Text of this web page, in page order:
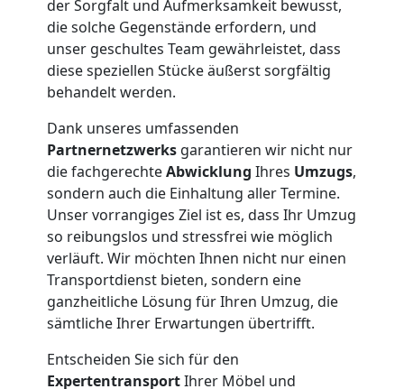
der Sorgfalt und Aufmerksamkeit bewusst,
die solche Gegenstände erfordern, und
unser geschultes Team gewährleistet, dass
diese speziellen Stücke äußerst sorgfältig
behandelt werden.
Dank unseres umfassenden
Partnernetzwerks garantieren wir nicht nur
die fachgerechteAbwicklung Ihres Umzugs,
sondern auch die Einhaltung aller Termine.
Unser vorrangiges Ziel ist es, dass Ihr Umzug
so reibungslos und stressfrei wie möglich
verläuft. Wir möchten Ihnen nicht nur einen
Transportdienst bieten, sondern eine
ganzheitliche Lösung für Ihren Umzug, die
sämtliche Ihrer Erwartungen übertrifft.
Entscheiden Sie sich für den
ExpertentransportIhrer Möbel und
Umzug
und
Lagerung
Wolfsberg
Full-
Service-
Umzug
Wolfsberg